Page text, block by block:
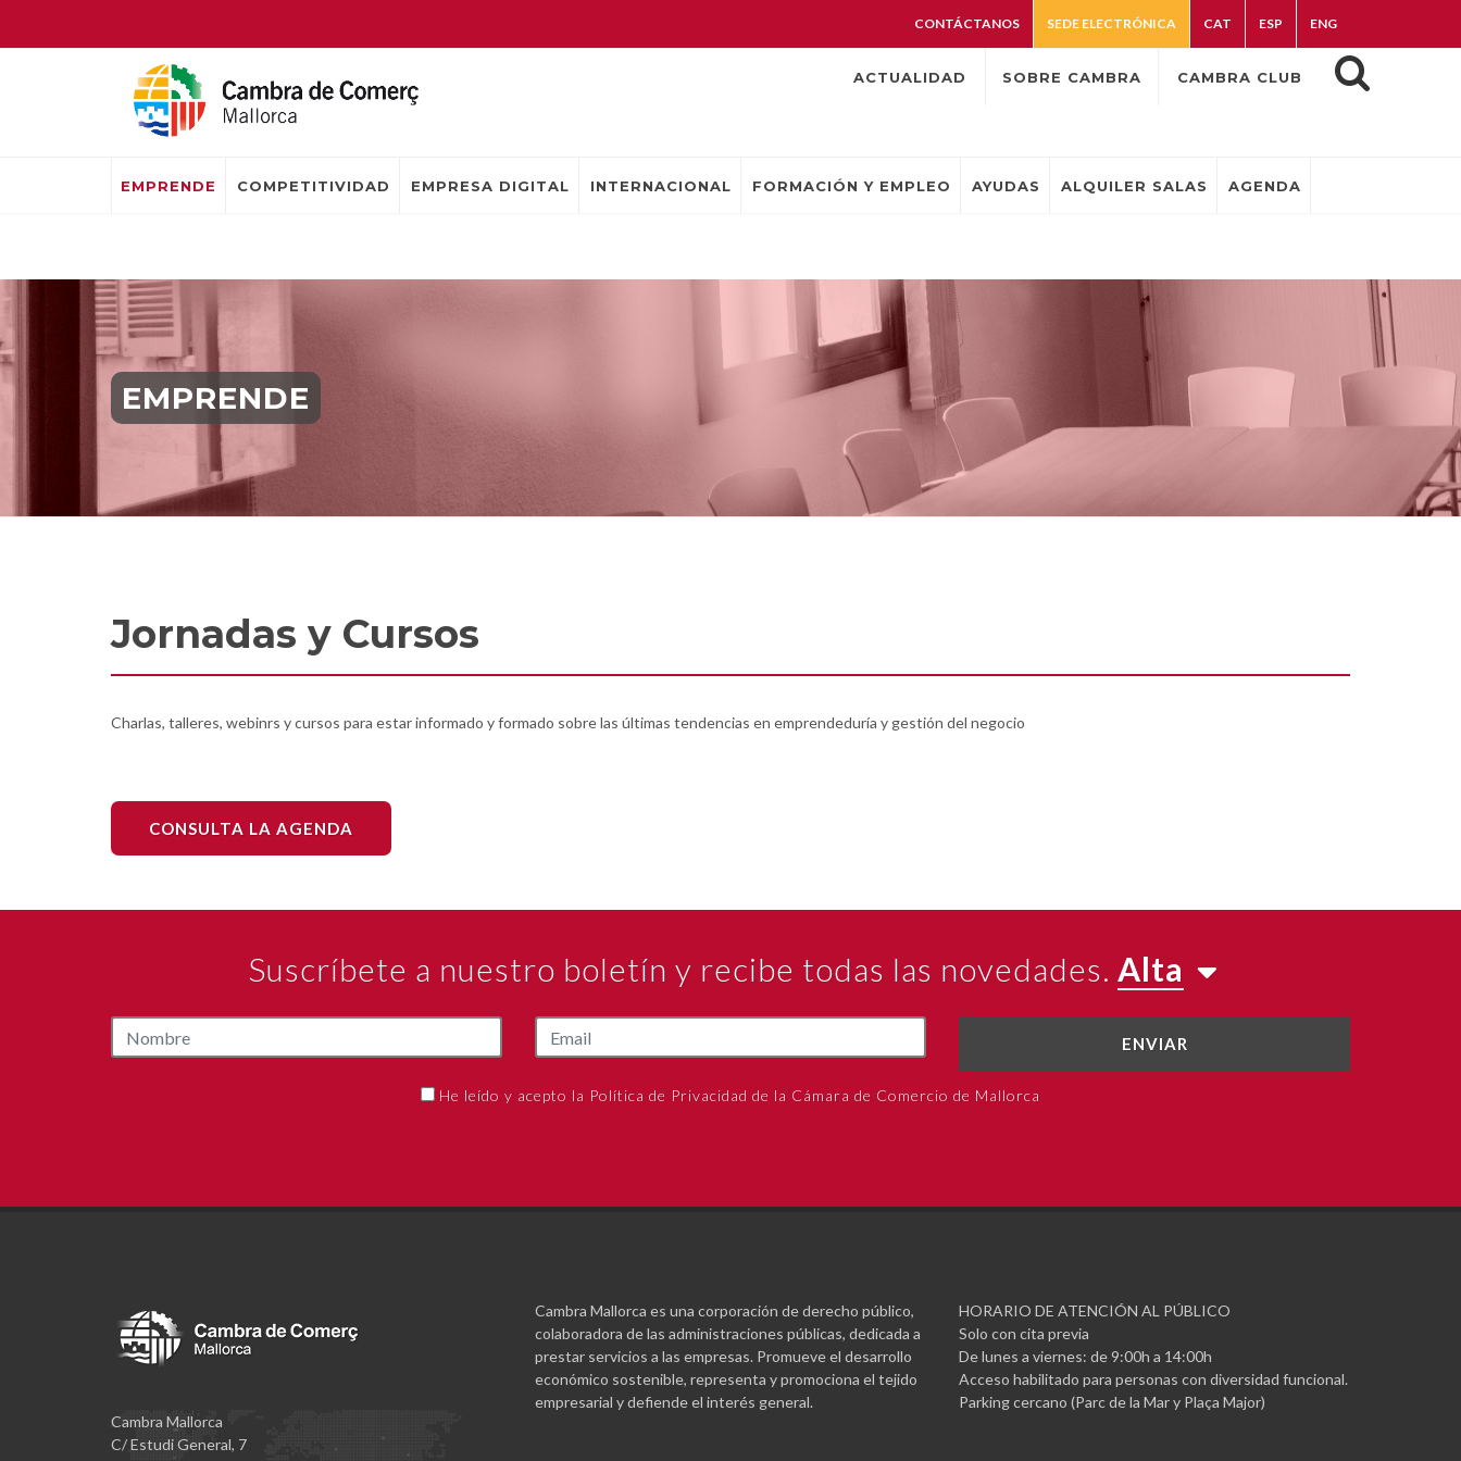
CONTÁCTANOS SEDE ELECTRÓNICA CAT ESP ENG
ACTUALIDAD SOBRE CAMBRA CAMBRA CLUB
EMPRENDE COMPETITIVIDAD EMPRESA DIGITAL INTERNACIONAL FORMACIÓN Y EMPLEO AYUDAS ALQUILER SALAS AGENDA
EMPRENDE
Jornadas y Cursos
Charlas, talleres, webinrs y cursos para estar informado y formado sobre las últimas tendencias en emprendeduría y gestión del negocio
CONSULTA LA AGENDA
Suscríbete a nuestro boletín y recibe todas las novedades. Alta
ENVIAR
He leído y acepto la Política de Privacidad de la Cámara de Comercio de Mallorca
Cambra Mallorca
C/ Estudi General, 7
Cambra Mallorca es una corporación de derecho público,
colaboradora de las administraciones públicas, dedicada a
prestar servicios a las empresas. Promueve el desarrollo
económico sostenible, representa y promociona el tejido
empresarial y defiende el interés general.
HORARIO DE ATENCIÓN AL PÚBLICO
Solo con cita previa
De lunes a viernes: de 9:00h a 14:00h
Acceso habilitado para personas con diversidad funcional.
Parking cercano (Parc de la Mar y Plaça Major)